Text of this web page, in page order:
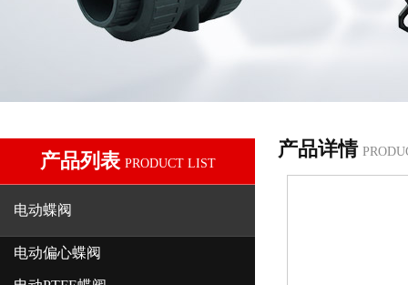
产品列表 PRODUCT LIST
电动蝶阀
电动偏心蝶阀
产品详情